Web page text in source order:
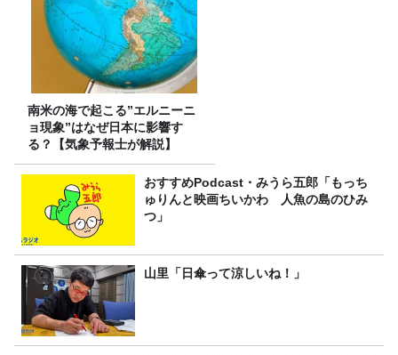
南米の海で起こる”エルニーニ
ョ現象”はなぜ日本に影響す
る？【気象予報士が解説】
おすすめPodcast・みうら五郎「もっち
ゅりんと映画ちいかわ 人魚の島のひみ
つ」
山里「日傘って涼しいね！」